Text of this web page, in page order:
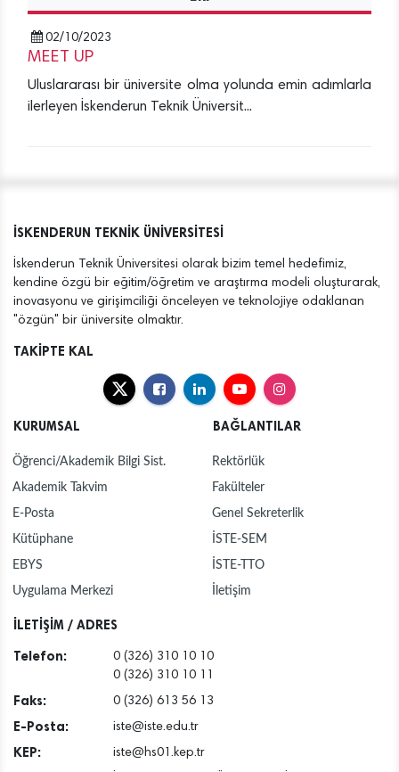
02/10/2023
MEET UP
Uluslararası bir üniversite olma yolunda emin adımlarla
ilerleyen İskenderun Teknik Üniversit...
İSKENDERUN TEKNİK ÜNİVERSİTESİ
İskenderun Teknik Üniversitesi olarak bizim temel hedefimiz,
kendine özgü bir eğitim/öğretim ve araştırma modeli oluşturarak,
inovasyonu ve girişimciliği önceleyen ve teknolojiye odaklanan
"özgün" bir üniversite olmaktır.
TAKİPTE KAL
KURUMSAL
Öğrenci/Akademik Bilgi Sist.
Akademik Takvim
E-Posta
Kütüphane
EBYS
Uygulama Merkezi
BAĞLANTILAR
Rektörlük
Fakülteler
Genel Sekreterlik
İSTE-SEM
İSTE-TTO
İletişim
İLETİŞİM / ADRES
Telefon:
0 (326) 310 10 10
0 (326) 310 10 11
Faks: 0 (326) 613 56 13
E-Posta: iste@iste.edu.tr
KEP: iste@hs01.kep.tr